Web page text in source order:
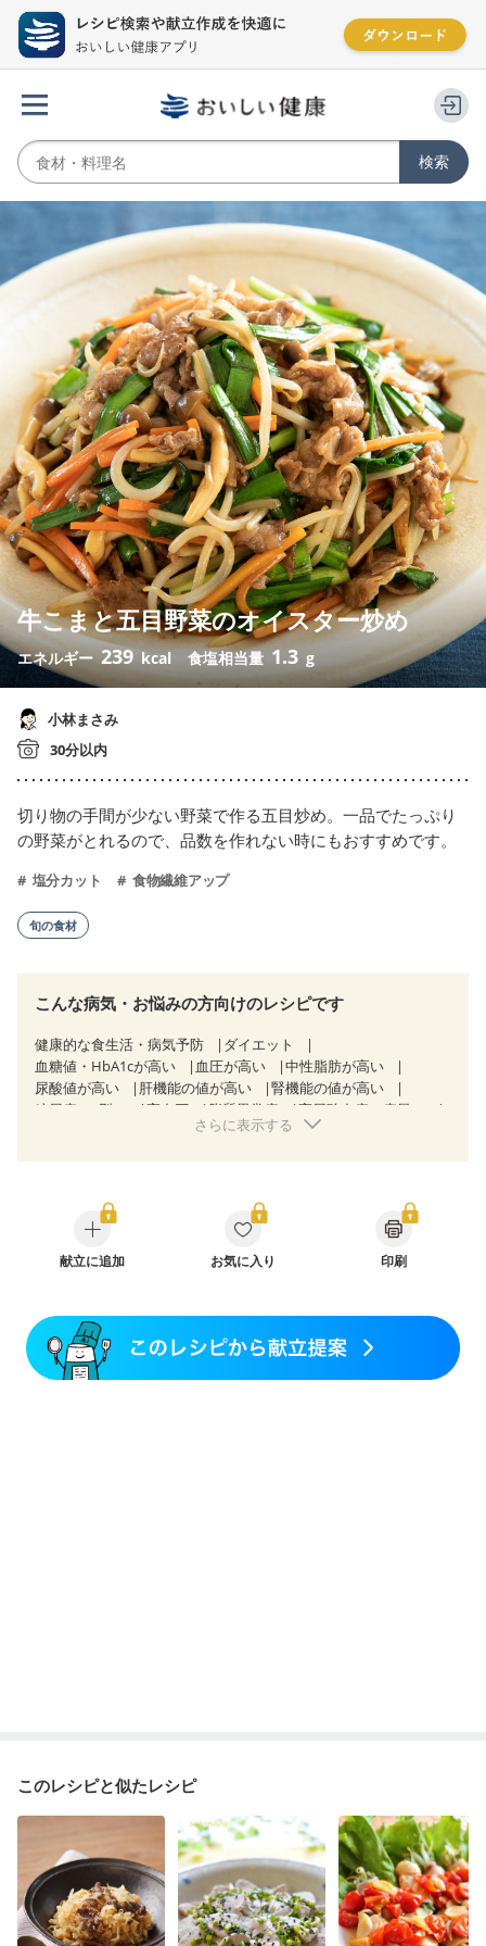
牛こまと五目野菜のオイスター炒め
エネルギー 239 kcal 食塩相当量 1.3 g
小林まさみ
30分以内
切り物の手間が少ない野菜で作る五目炒め。一品でたっぷり
の野菜がとれるので、品数を作れない時にもおすすめです。
塩分カット 食物繊維アップ
旬の食材
こんな病気・お悩みの方向けのレシピです
健康的な食生活・病気予防
ダイエット
血糖値・HbA1cが高い
血圧が高い
中性脂肪が高い
尿酸値が高い
肝機能の値が高い
腎機能の値が高い
糖尿病（2型）
高血圧 脂質異常症
高尿酸血症（痛風）
心臓弁膜症 心不全
糖尿病性腎症（第３期）
CKD（ステージ１）
CKD（ステージ２）
CKD（ステージ３a）
CKD（ステージ３b）
透析
乳がん（抗がん剤治療中）
妊婦健診・体重増加が気になる（初期）
妊婦健診・血圧が気になる（初期）
妊婦健診・血糖値が気になる（初期）
さらに表示する
献立に追加 お気に入り 印刷
このレシピと似たレシピ